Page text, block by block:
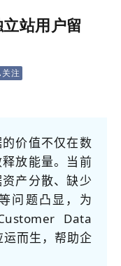
站用户留
关注
价值不仅在数
放能量。当前
产分散、缺少
问题凸显，为
Data
而生，帮助企